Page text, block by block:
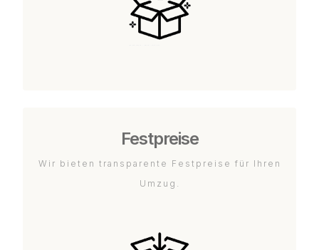
Festpreise
Wir bieten transparente Festpreise für Ihren
Umzug.